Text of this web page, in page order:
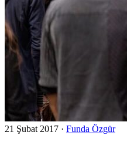
21 Şubat 2017 · Funda Özgür